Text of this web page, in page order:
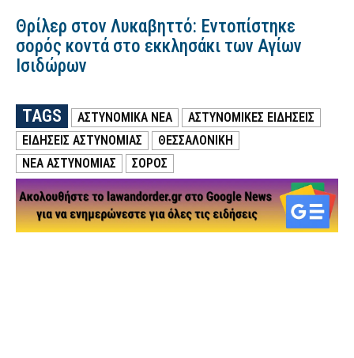
Θρίλερ στον Λυκαβηττό: Εντοπίστηκε
σορός κοντά στο εκκλησάκι των Αγίων
Ισιδώρων
TAGS ΑΣΤΥΝΟΜΙΚΑ ΝΕΑ
ΑΣΤΥΝΟΜΙΚΕΣ ΕΙΔΗΣΕΙΣ
ΕΙΔΗΣΕΙΣ ΑΣΤΥΝΟΜΙΑΣ
ΘΕΣΣΑΛΟΝΙΚΗ
ΝΕΑ ΑΣΤΥΝΟΜΙΑΣ
ΣΟΡΟΣ